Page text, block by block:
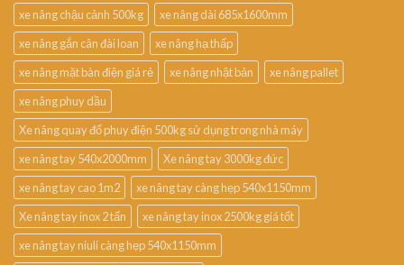
xe nâng chậu cảnh 500kg
xe nâng dài 685x1600mm
xe nâng gắn cân đài loan
xe nâng hạ thấp
xe nâng mặt bàn điện giá rẻ
xe nâng nhật bản
xe nâng pallet
xe nâng phuy dầu
Xe nâng quay đổ phuy điện 500kg sử dụng trong nhà máy
xe nâng tay 540x2000mm
Xe nâng tay 3000kg đức
xe nâng tay cao 1m2
xe nâng tay càng hẹp 540x1150mm
Xe nâng tay inox 2 tấn
xe nâng tay inox 2500kg giá tốt
xe nâng tay niuli càng hẹp 540x1150mm